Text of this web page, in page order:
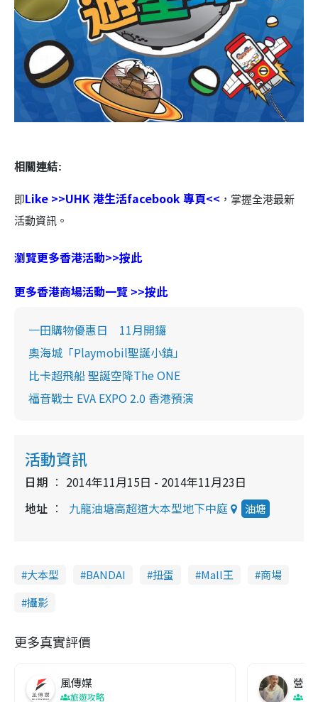
相關連結:
即Like >>UHK 港生活facebook 專頁<< ，掌握全港最新
活動資訊。
瀏覽更多香港活動>>按此
更多香港商場活動一覽 >>按此
一田購物優惠日 11月開鑼
奧海城「Playmobil聖誕小鎮」
比卡超飛船 聖誕空降The ONE
福音戰士 EVA EXPO 2.0 香港預演
活動資訊
日期
2014年11月15日 - 2014年11月23日
地址
九龍油塘高超道大本型地下中庭 油塘
大本型 BANDAI 扭蛋 Mall王
商場
攝影
更多真實評價
風傳媒
旅遊攻略
營養